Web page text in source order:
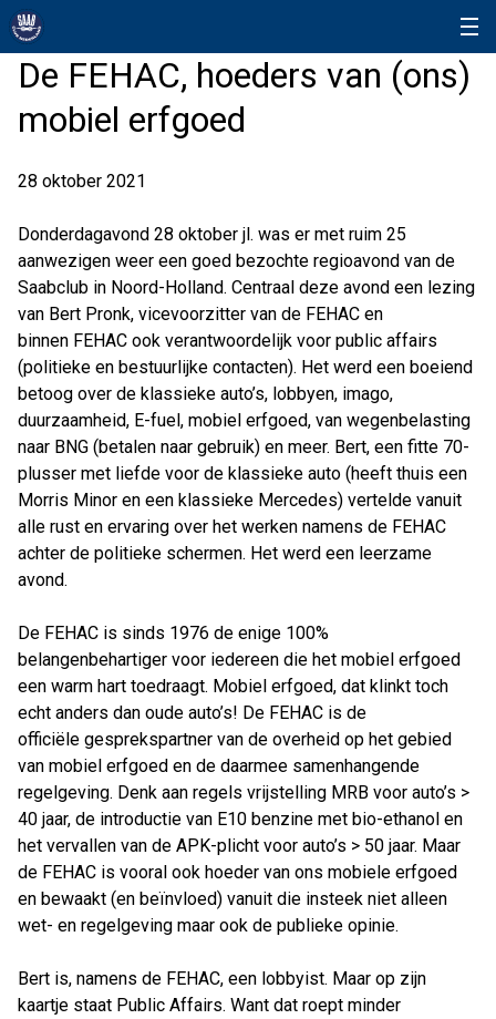
De FEHAC, hoeders van (ons)
mobiel erfgoed
28 oktober 2021
Donderdagavond 28 oktober jl. was er met ruim 25
aanwezigen weer een goed bezochte regioavond van de
Saabclub in Noord-Holland. Centraal deze avond een lezing
van Bert Pronk, vicevoorzitter van de FEHAC en
binnen FEHAC ook verantwoordelijk voor public affairs
(politieke en bestuurlijke contacten). Het werd een boeiend
betoog over de klassieke auto’s, lobbyen, imago,
duurzaamheid, E-fuel, mobiel erfgoed, van wegenbelasting
naar BNG (betalen naar gebruik) en meer. Bert, een fitte 70-
plusser met liefde voor de klassieke auto (heeft thuis een
Morris Minor en een klassieke Mercedes) vertelde vanuit
alle rust en ervaring over het werken namens de FEHAC
achter de politieke schermen. Het werd een leerzame
avond.
De FEHAC is sinds 1976 de enige 100%
belangenbehartiger voor iedereen die het mobiel erfgoed
een warm hart toedraagt. Mobiel erfgoed, dat klinkt toch
echt anders dan oude auto’s! De FEHAC is de
officiële gesprekspartner van de overheid op het gebied
van mobiel erfgoed en de daarmee samenhangende
regelgeving. Denk aan regels vrijstelling MRB voor auto’s >
40 jaar, de introductie van E10 benzine met bio-ethanol en
het vervallen van de APK-plicht voor auto’s > 50 jaar. Maar
de FEHAC is vooral ook hoeder van ons mobiele erfgoed
en bewaakt (en beïnvloed) vanuit die insteek niet alleen
wet- en regelgeving maar ook de publieke opinie.
Bert is, namens de FEHAC, een lobbyist. Maar op zijn
kaartje staat Public Affairs. Want dat roept minder